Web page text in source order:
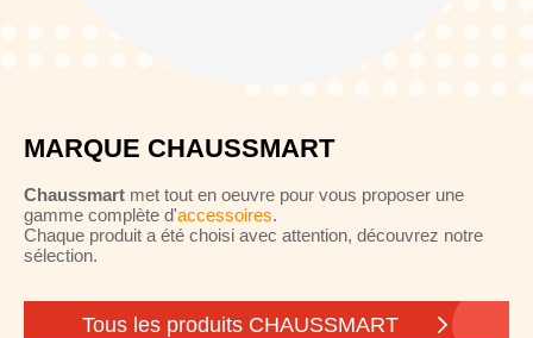
MARQUE CHAUSSMART
Chaussmart met tout en oeuvre pour vous proposer une
gamme complète d'accessoires.
Chaque produit a été choisi avec attention, découvrez notre
sélection.
Tous les produits CHAUSSMART